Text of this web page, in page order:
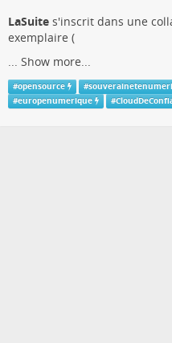
LaSuite s'inscrit dans une
exemplaire (
... Show more...
#opensource #
#europenumerique #